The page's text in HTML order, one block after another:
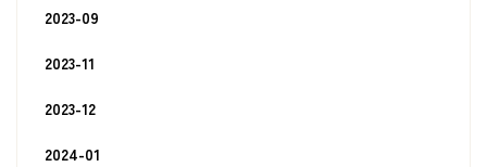
2023-09
2023-11
2023-12
2024-01